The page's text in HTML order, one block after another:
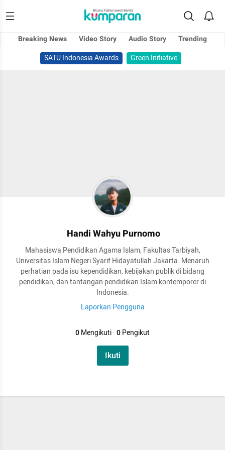
Breaking News Video Story Audio Story
Trending
SATU Indonesia Awards
Green Initiative
Handi Wahyu Purnomo
Mahasiswa Pendidikan Agama Islam, Fakultas Tarbiyah,
Universitas Islam Negeri Syarif Hidayatullah Jakarta. Menaruh
perhatian pada isu kependidikan, kebijakan publik di bidang
pendidikan, dan tantangan pendidikan Islam kontemporer di
Indonesia.
Laporkan Pengguna
0Mengikuti·0Pengikut
Ikuti